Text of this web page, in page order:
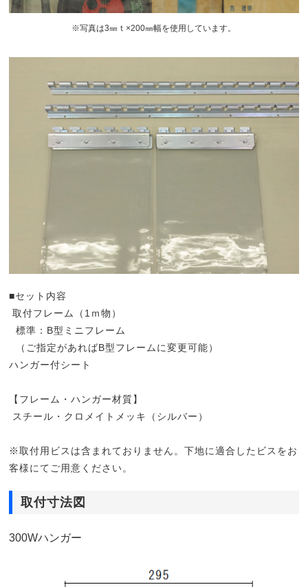
※写真は3㎜ｔ×200㎜幅を使用しています。
■セット内容
取付フレーム（1ｍ物）
標準：B型ミニフレーム
（ご指定があればB型フレームに変更可能）
ハンガー付シート
【フレーム・ハンガー材質】
スチール・クロメイトメッキ（シルバー）
※取付用ビスは含まれておりません。下地に適合したビスをお
客様にてご用意ください。
取付寸法図
300Wハンガー